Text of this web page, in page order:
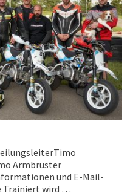
Armbruster
und E-Mail-
Trainiert wird …